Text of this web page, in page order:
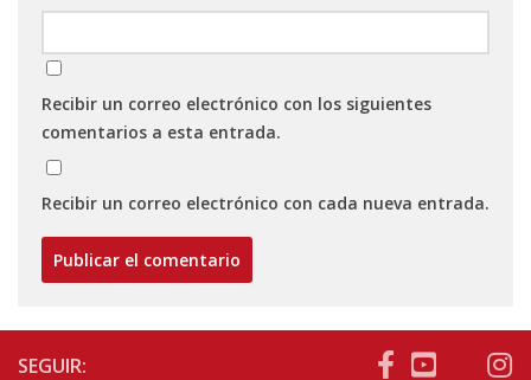
Recibir un correo electrónico con los siguientes
comentarios a esta entrada.
Recibir un correo electrónico con cada nueva entrada.
SEGUIR: